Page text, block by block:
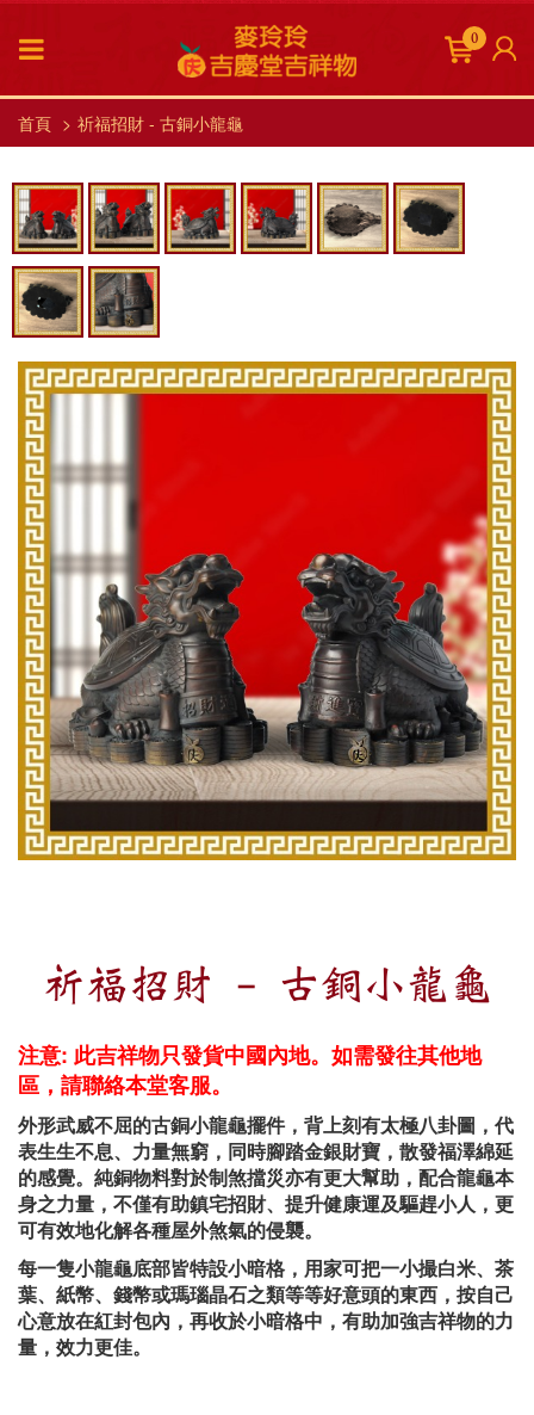
0
首頁 祈福招財 - 古銅小龍龜
祈福招財 - 古銅小龍龜
注意: 此吉祥物只發貨中國內地。如需發往其他地
區，請聯絡本堂客服。
外形武威不屈的古銅小龍龜擺件，背上刻有太極八卦圖，代
表生生不息、力量無窮，同時腳踏金銀財寶，散發福澤綿延
的感覺。純銅物料對於制煞擋災亦有更大幫助，配合龍龜本
身之力量，不僅有助鎮宅招財、提升健康運及驅趕小人，更
可有效地化解各種屋外煞氣的侵襲。
每一隻小龍龜底部皆特設小暗格，用家可把一小撮白米、茶
葉、紙幣、錢幣或瑪瑙晶石之類等等好意頭的東西，按自己
心意放在紅封包內，再收於小暗格中，有助加強吉祥物的力
量，效力更佳。